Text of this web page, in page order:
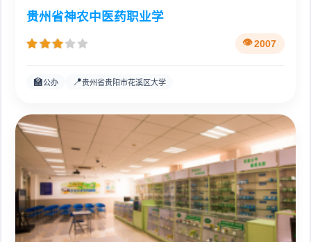
贵州省神农中医药职业学
2007
🏫公办 📍贵州省贵阳市花溪区大学